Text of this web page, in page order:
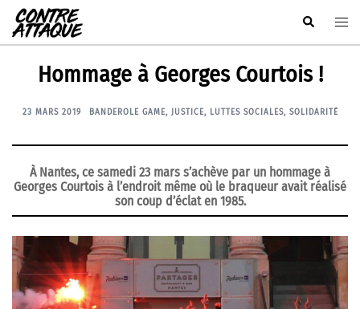
Aller
au
contenu
Rechercher
Hommage à Georges Courtois !
23 MARS 2019 BANDEROLE GAME, JUSTICE, LUTTES SOCIALES, SOLIDARITÉ
À Nantes, ce samedi 23 mars s’achève par un hommage à
Georges Courtois à l’endroit même où le braqueur avait réalisé
son coup d’éclat en 1985.